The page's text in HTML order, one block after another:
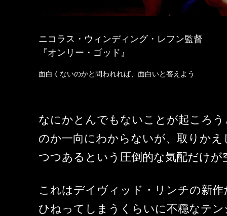
ニコラス・ウィンディング・レフン監督
『オンリー・ゴッド』
面白くないのかと問われれば、面白いと答えよう
なにかとんでもないことが起ころ
のか一向にわからないが、取りか
つつあるという圧倒的な気配だけ
これはデイヴィッド・リンチの新
ひねってしまうくらいに不穏なテ